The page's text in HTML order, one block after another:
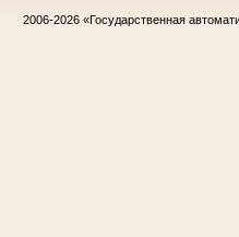
2006-2026 «Государственная